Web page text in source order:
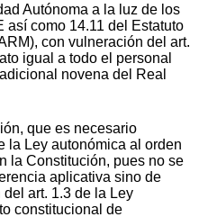
Autónoma a la luz de los
así como 14.11 del Estatuto
con vulneración del art.
igual a todo el personal
novena del Real
que es necesario
la Ley autonómica al orden
la Constitución, pues no se
aplicativa sino de
art. 1.3 de la Ley
constitucional de